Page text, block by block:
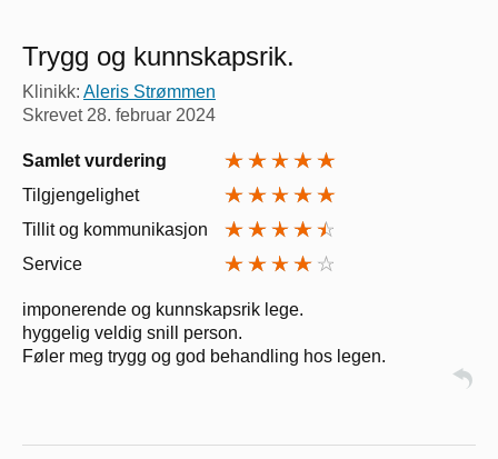
Trygg og kunnskapsrik.
Klinikk: Aleris Strømmen
Skrevet 28. februar 2024
Samlet vurdering
Tilgjengelighet
Tillit og kommunikasjon
Service
imponerende og kunnskapsrik lege.
hyggelig veldig snill person.
Føler meg trygg og god behandling hos legen.